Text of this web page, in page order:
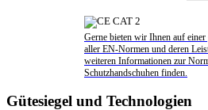
Gerne bieten wir Ihnen auf
aller EN-Normen und deren
weiteren Informationen zur
Schutzhandschuhen finden.
Gütesiegel und Technologien